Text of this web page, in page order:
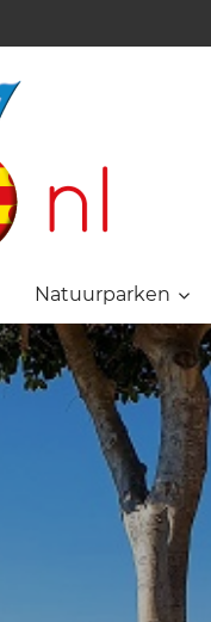
Natuurparken